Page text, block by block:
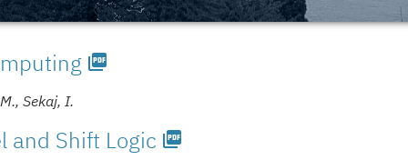
picture_as_pdf
Sekaj, I.
and Shift Logic picture_as_pdf